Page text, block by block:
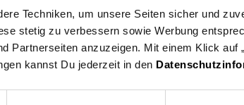
Techniken, um unsere Seiten sicher und
stetig zu verbessern sowie Werbung
Partnerseiten anzuzeigen. Mit einem Klick auf
kannst Du jederzeit in den